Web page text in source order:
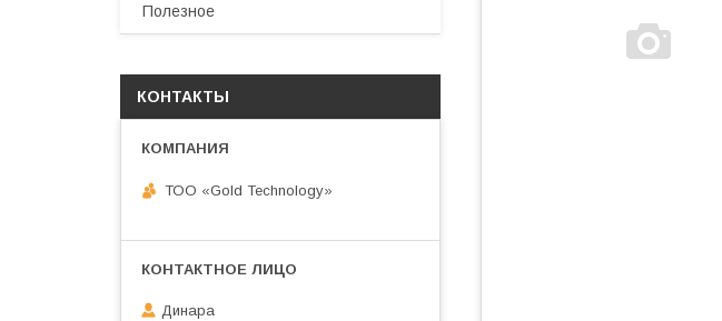
Полезное
КОНТАКТЫ
ТОО «Gold Technology»
Динара